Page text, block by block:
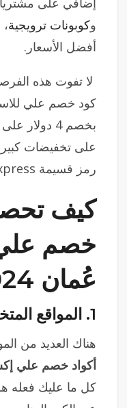
وكوبونات ترويجية،
أفضل الأسعار.
لا تفوت هذه
كود خصم علي
بخصم 4
على تخفيضات
رمز قسيمة aliexpress اليوم!
كيف
خصم
عُمان 2024
1. المواقع
هناك العديد من
أكواد خصم علي
كل ما عليك فعله